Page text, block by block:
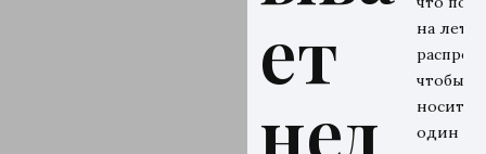
ет
нед
на
чтобы
носить
один